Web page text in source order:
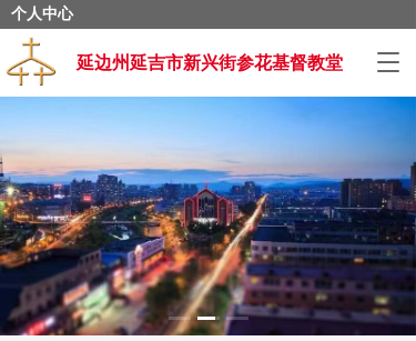
个人中心
T
g
g
e
n
a
v
i
g
a
t
延边州延吉市新兴街参花基督教堂